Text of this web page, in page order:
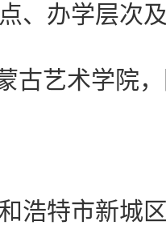
办学层次及
艺术学院，
特市新城区